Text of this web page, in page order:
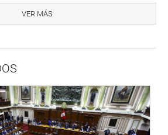
congresoperu
congresoperu
VER MÁS